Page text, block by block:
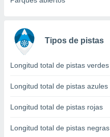
e
mediante
publicidad
Tipos de pistas
Longitud total de pistas verdes
Longitud total de pistas azules
Longitud total de pistas rojas
Longitud total de pistas negras